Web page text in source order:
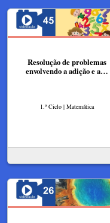
Resolução de problemas
envolvendo a adição e a…
1.º Ciclo | Matemática